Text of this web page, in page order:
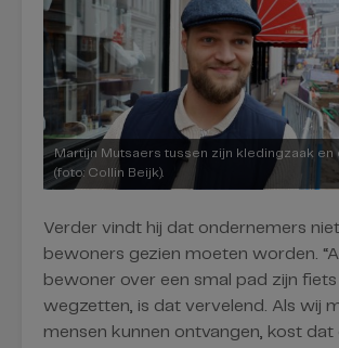
Martijn Mutsaers tussen zijn kledingzaak en
(foto: Collin Beijk).
Verder vindt hij dat ondernemers
bewoners gezien moeten worden.
bewoner over een smal pad zijn
wegzetten, is dat vervelend. Als wij
mensen kunnen ontvangen, kost